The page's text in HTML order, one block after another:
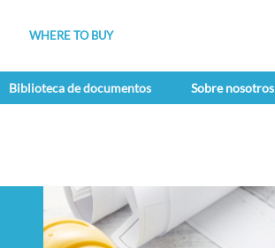
WHERE TO BUY
Biblioteca de documentos Sobre nosotros